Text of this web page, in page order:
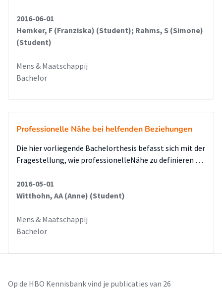
2016-06-01
Hemker, F (Franziska) (Student); Rahms, S (Simone)
(Student)
Mens & Maatschappij
Bachelor
Professionelle Nähe bei helfenden Beziehungen
Die hier vorliegende Bachelorthesis befasst sich mit der
Fragestellung, wie professionelleNähe zu definieren …
2016-05-01
Witthohn, AA (Anne) (Student)
Mens & Maatschappij
Bachelor
Op de HBO Kennisbank vind je publicaties van 26